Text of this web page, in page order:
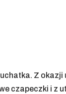
Z
czapeczki i z